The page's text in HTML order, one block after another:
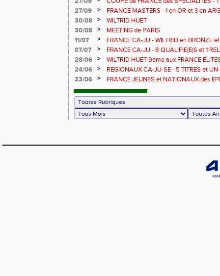
27/09
>
FRANCE MASTERS - 1 en OR et 3 en
30/08
>
WILTRID HUET
30/08
>
MEETING de PARIS
11/07
>
FRANCE CA-JU - WILTRID en BRONZE
07/07
>
FRANCE CA-JU - 8 QUALIFIE(E)S et 1
28/06
>
WILTRID HUET 9eme aux FRANCE
24/06
>
REGIONAUX CA-JU-SE - 5 TITRES et UN
23/06
> FRANCE JEUNES et NATIONAUX des